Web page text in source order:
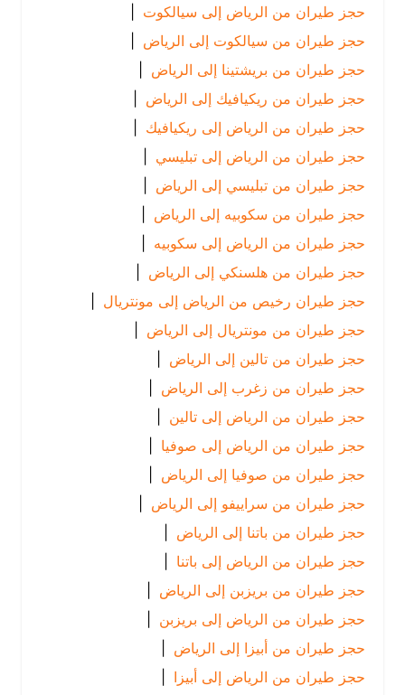
حجز طيران من الرياض إلى سيالكوت |
حجز طيران من سيالكوت إلى الرياض
|
حجز طيران من بريشتينا إلى الرياض
|
حجز طيران من ريكيافيك إلى الرياض
|
حجز طيران من الرياض إلى ريكيافيك |
حجز طيران من الرياض إلى تبليسي |
حجز طيران من تبليسي إلى الرياض
|
حجز طيران من سكوبيه إلى الرياض
|
حجز طيران من الرياض إلى سكوبيه |
حجز طيران من هلسنكي إلى الرياض
|
حجز طيران رخيص من الرياض إلى مونتريال |
حجز طيران من مونتريال إلى الرياض
|
حجز طيران من تالين إلى الرياض
|
حجز طيران من زغرب إلى الرياض
|
حجز طيران من الرياض إلى تالين
|
حجز طيران من الرياض إلى صوفيا
|
حجز طيران من صوفيا إلى الرياض
|
حجز طيران من سراييفو إلى الرياض
|
حجز طيران من باتنا إلى الرياض
|
حجز طيران من الرياض إلى باتنا |
حجز طيران من بريزبن إلى الرياض
|
حجز طيران من الرياض إلى بريزبن |
حجز طيران من أبيزا إلى الرياض
|
حجز طيران من الرياض إلى أبيزا